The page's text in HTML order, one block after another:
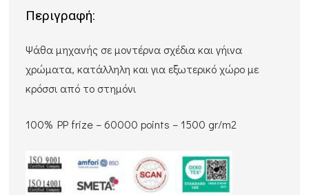
Περιγραφή:
Ψάθα μηχανής σε μοντέρνα σχέδια και γήινα
χρώματα, κατάλληλη και για εξωτερικό χώρο με
κρόσσι από το στημόνι
100% PP frize – 60000 points – 1500 gr/m2